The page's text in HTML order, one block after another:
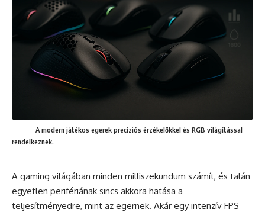
A modern játékos egerek precíziós érzékelőkkel és RGB világítással
rendelkeznek.
A gaming világában minden milliszekundum számít, és talán
egyetlen perifériának sincs akkora hatása a
teljesítményedre, mint az egernek. Akár egy intenzív FPS